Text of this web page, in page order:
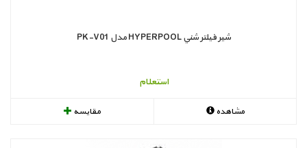
شير فيلتر شني HYPERPOOL مدل PK-V01
استعلام
مقایسه مشاهده